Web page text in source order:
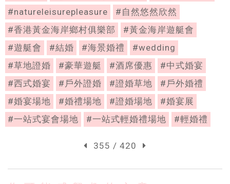
#natureleisurepleasure
#自然悠然欣然
#香港黃金海岸鄉村俱樂部
#黃金海岸遊艇會
#遊艇會
#結婚 #海景婚禮
#wedding
#草地證婚
#豪華遊艇 #酒席優惠
#中式婚宴
#西式婚宴
#戶外證婚 #證婚草地
#戶外婚禮
#婚宴場地
#婚禮場地 #證婚場地
#婚宴展
#一站式宴會場地
#一站式輕婚禮場地 #輕婚禮
355 / 420